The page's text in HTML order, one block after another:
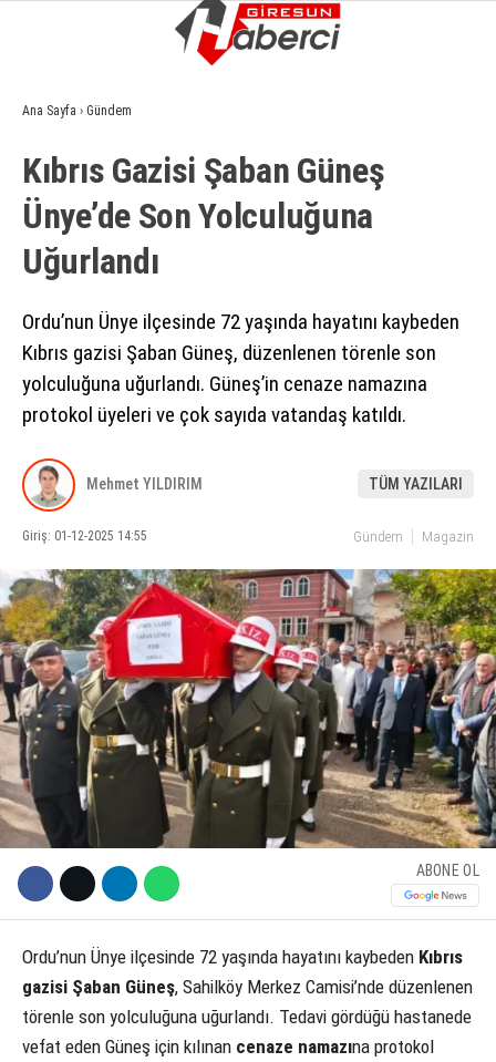
WhatsApp İhbar Hattı
Facebook
Instagram
Youtube
GÜNDEM
EKONOMI
SIYASET
ASAYIŞ
SPOR
YAŞAM
SAĞLIK
KÜLTÜR SANAT
SERVISLER
Ana Sayfa › Gündem
Kıbrıs Gazisi Şaban Güneş
Ünye’de Son Yolculuğuna
Uğurlandı
Ordu’nun Ünye ilçesinde 72 yaşında hayatını kaybeden
Kıbrıs gazisi Şaban Güneş, düzenlenen törenle son
yolculuğuna uğurlandı. Güneş’in cenaze namazına
protokol üyeleri ve çok sayıda vatandaş katıldı.
Mehmet YILDIRIM TÜM YAZILARI
Giriş: 01-12-2025 14:55 Gündem Magazin
ABONE OL
Ordu’nun Ünye ilçesinde 72 yaşında hayatını kaybeden Kıbrıs
gazisi Şaban Güneş, Sahilköy Merkez Camisi’nde düzenlenen
törenle son yolculuğuna uğurlandı. Tedavi gördüğü hastanede
vefat eden Güneş için kılınan cenaze namazına protokol